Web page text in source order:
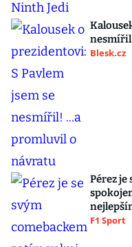
Blesk.cz
Pérez je
F1 Sport